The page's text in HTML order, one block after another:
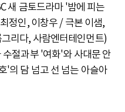
새 금토드라마 '밤에 피는
정인, 이창우 / 극본 이샘,
리다, 사람엔터테인먼트)
수절과부 '여화'와 사대문 안
'의 담 넘고 선 넘는 아슬아